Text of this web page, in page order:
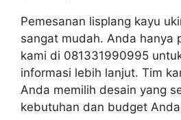
Pemesanan lisplang kayu
sangat mudah. Anda hanya
kami di 081331990995
informasi lebih lanjut. Tim
Anda memilih desain yang
kebutuhan dan budget